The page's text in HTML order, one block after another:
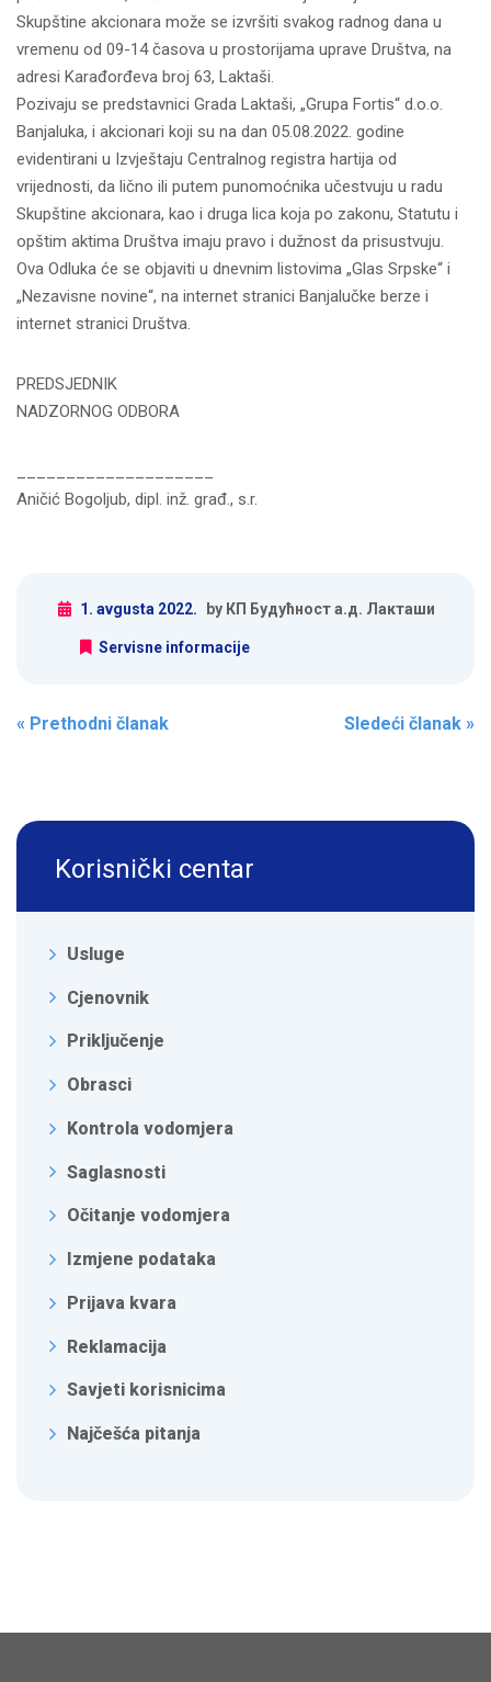
Skupštine akcionara može se izvršiti svakog radnog dana u
vremenu od 09-14 časova u prostorijama uprave Društva, na
adresi Karađorđeva broj 63, Laktaši.
Pozivaju se predstavnici Grada Laktaši, „Grupa Fortis“ d.o.o.
Banjaluka, i akcionari koji su na dan 05.08.2022. godine
evidentirani u Izvještaju Centralnog registra hartija od
vrijednosti, da lično ili putem punomoćnika učestvuju u radu
Skupštine akcionara, kao i druga lica koja po zakonu, Statutu i
opštim aktima Društva imaju pravo i dužnost da prisustvuju.
Ova Odluka će se objaviti u dnevnim listovima „Glas Srpske“ i
„Nezavisne novine“, na internet stranici Banjalučke berze i
internet stranici Društva.
PREDSJEDNIK
NADZORNOG ODBORA
Aničić Bogoljub, dipl. inž. građ., s.r.
1. avgusta 2022. by КП Будућност а.д. Лакташи
Servisne informacije
Post navigation
« Prethodni članak Sledeći članak »
Korisnički centar
Usluge
Cjenovnik
Priključenje
Obrasci
Kontrola vodomjera
Saglasnosti
Očitanje vodomjera
Izmjene podataka
Prijava kvara
Reklamacija
Savjeti korisnicima
Najčešća pitanja